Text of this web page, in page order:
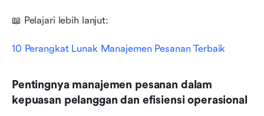
📖 Pelajari lebih lanjut:
10 Perangkat Lunak Manajemen Pesanan Terbaik
Pentingnya manajemen pesanan dalam
kepuasan pelanggan dan efisiensi operasional